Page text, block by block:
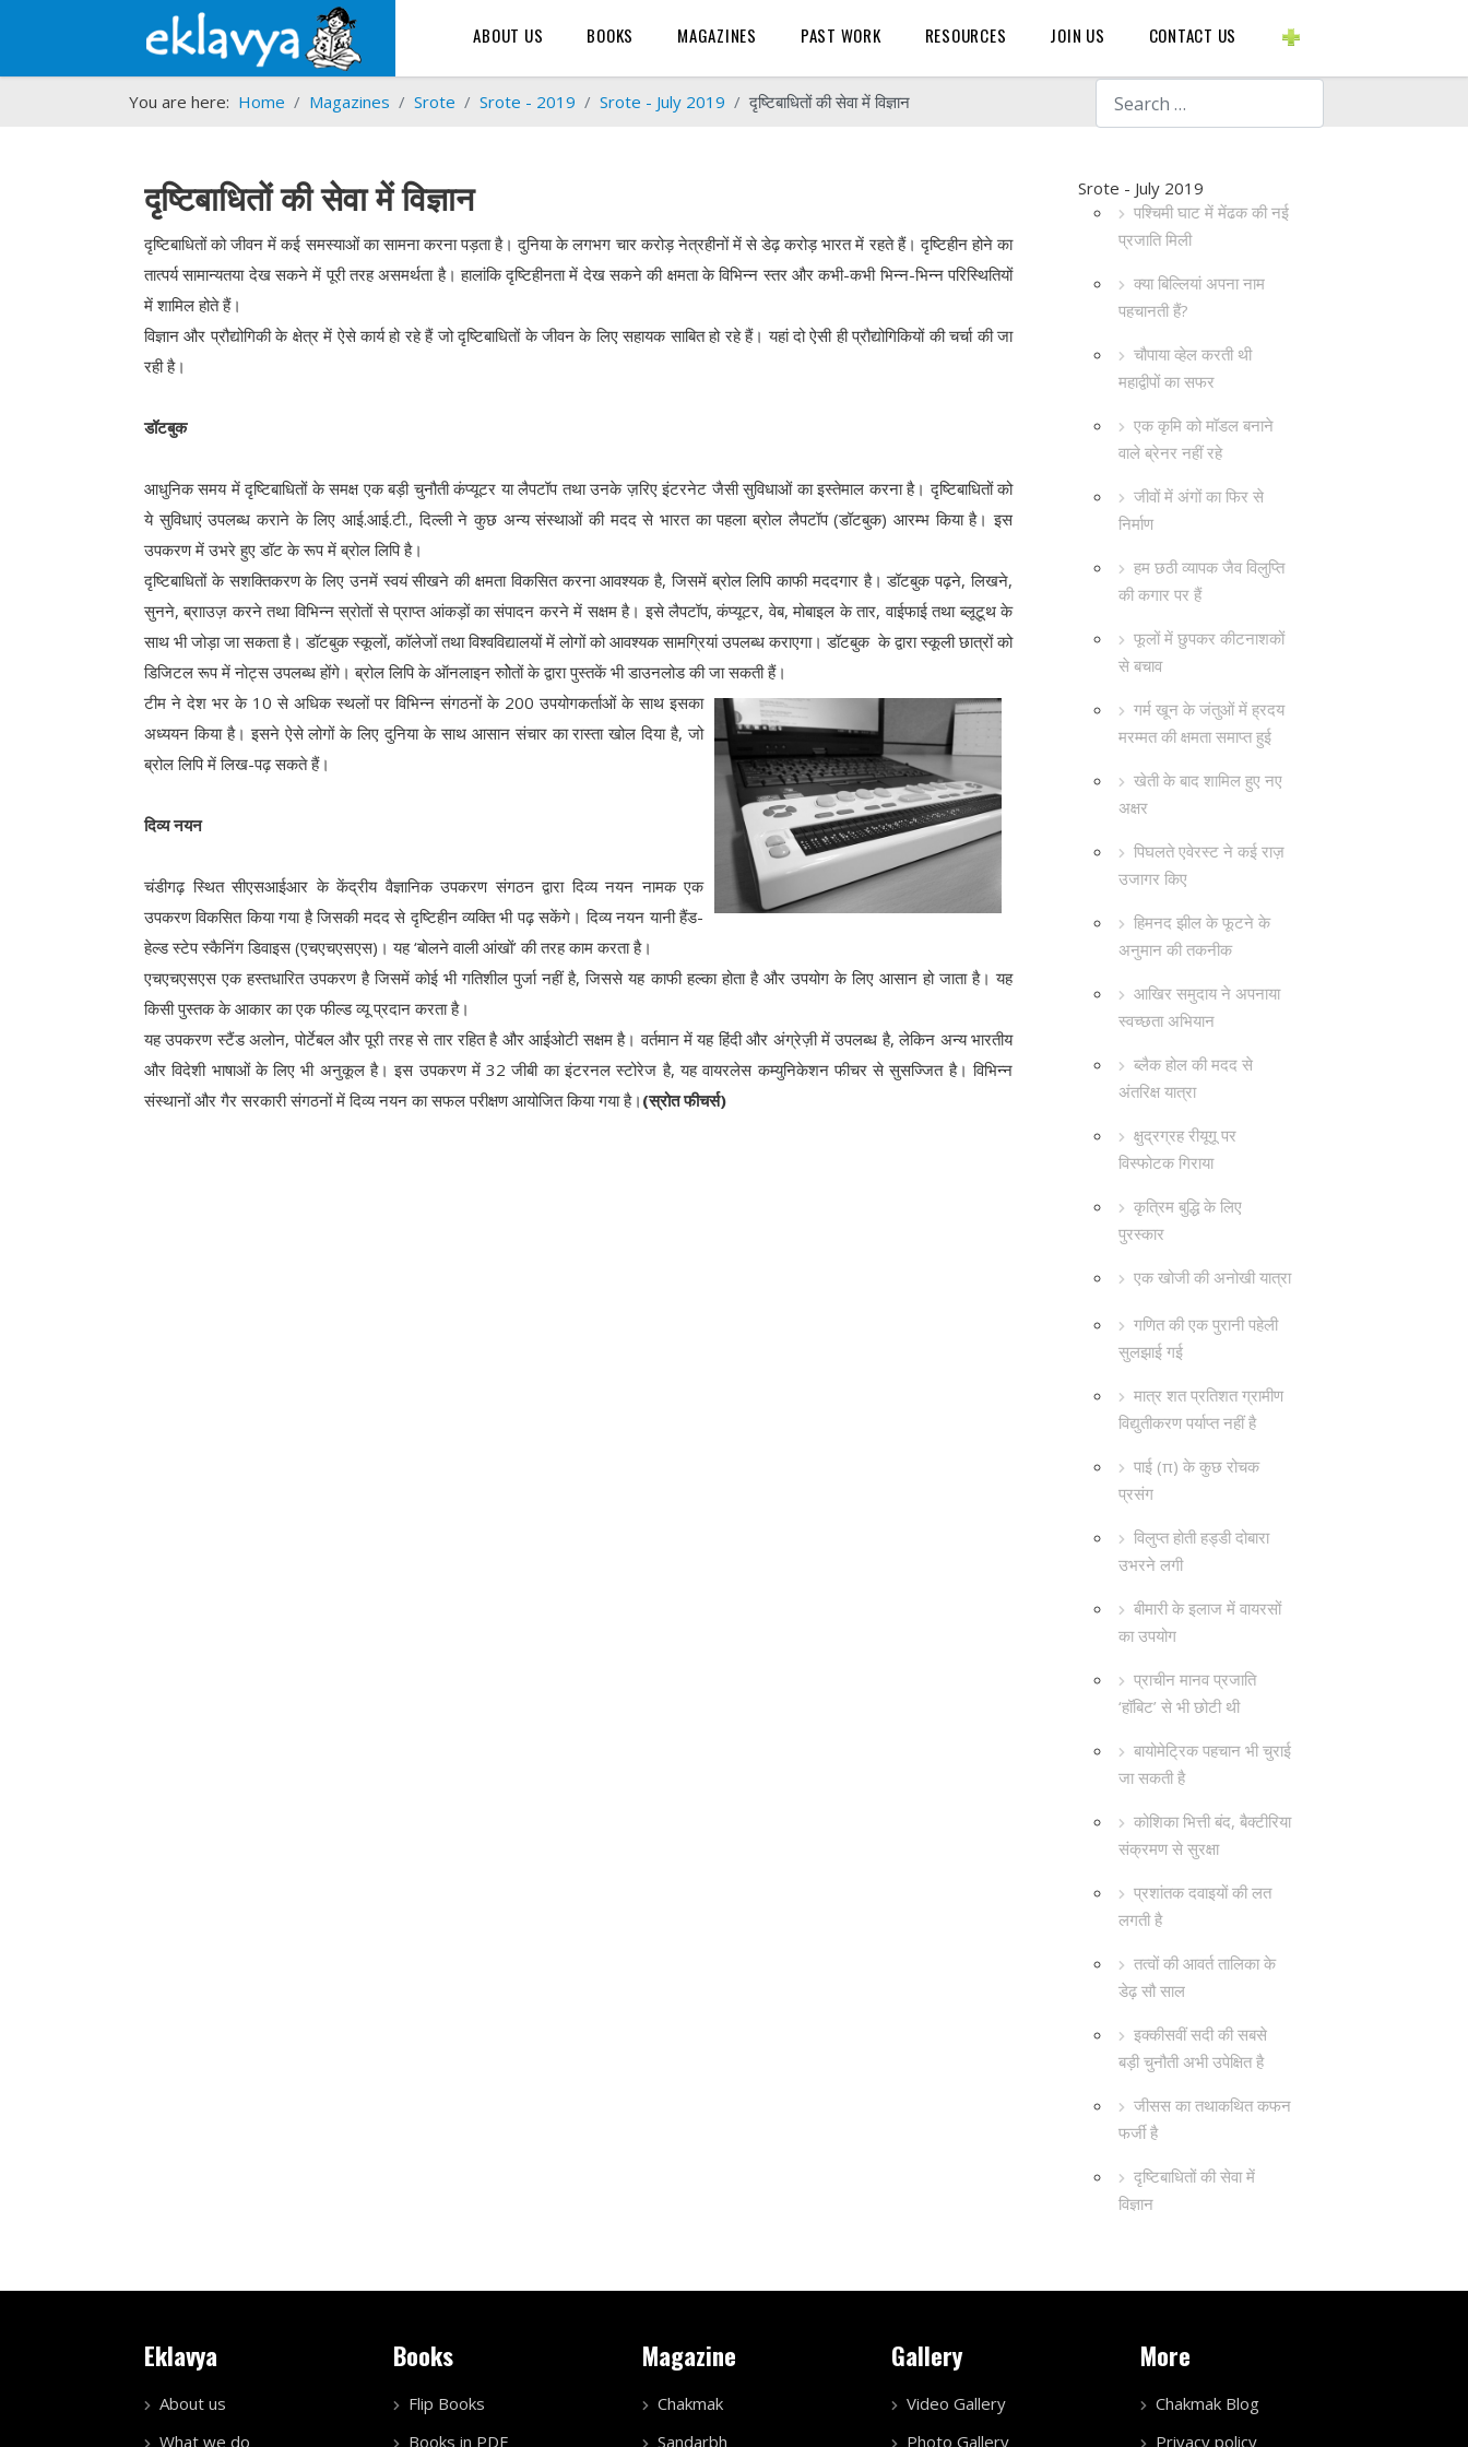
Search
ABOUT US BOOKS MAGAZINES PAST WORK RESOURCES JOIN US CONTACT US
You are here: Home Magazines Srote Srote - 2019 Srote - July 2019 दृष्टिबाधितों की सेवा में विज्ञान
Srote - July 2019
पश्चिमी घाट में मेंढक की नई
प्रजाति मिली
क्या बिल्लियां अपना नाम
पहचानती हैं?
चौपाया व्हेल करती थी
महाद्वीपों का सफर
एक कृमि को मॉडल बनाने
वाले ब्रेनर नहीं रहे
जीवों में अंगों का फिर से
निर्माण
हम छठी व्यापक जैव विलुप्ति
की कगार पर हैं
फूलों में छुपकर कीटनाशकों
से बचाव
गर्म खून के जंतुओं में ह्रदय
मरम्मत की क्षमता समाप्त हुई
खेती के बाद शामिल हुए नए
अक्षर
पिघलते एवेरस्ट ने कई राज़
उजागर किए
हिमनद झील के फूटने के
अनुमान की तकनीक
आखिर समुदाय ने अपनाया
स्वच्छता अभियान
ब्लैक होल की मदद से
अंतरिक्ष यात्रा
क्षुद्रग्रह रीयूगू पर
विस्फोटक गिराया
कृत्रिम बुद्धि के लिए
पुरस्कार
एक खोजी की अनोखी यात्रा
गणित की एक पुरानी पहेली
सुलझाई गई
मात्र शत प्रतिशत ग्रामीण
विद्युतीकरण पर्याप्त नहीं है
पाई (π) के कुछ रोचक
प्रसंग
विलुप्त होती हड्डी दोबारा
उभरने लगी
बीमारी के इलाज में वायरसों
का उपयोग
प्राचीन मानव प्रजाति
‘हॉबिट’ से भी छोटी थी
बायोमेट्रिक पहचान भी चुराई
जा सकती है
कोशिका भित्ती बंद, बैक्टीरिया
संक्रमण से सुरक्षा
प्रशांतक दवाइयों की लत
लगती है
तत्वों की आवर्त तालिका के
डेढ़ सौ साल
इक्कीसवीं सदी की सबसे
बड़ी चुनौती अभी उपेक्षित है
जीसस का तथाकथित कफन
फर्जी है
दृष्टिबाधितों की सेवा में
विज्ञान
दृष्टिबाधितों की सेवा में विज्ञान
दृष्टिबाधितों को जीवन में कई समस्याओं का सामना करना पड़ता है। दुनिया के लगभग चार करोड़ नेत्रहीनों में से डेढ़ करोड़ भारत में रहते हैं। दृष्टिहीन होने का
तात्पर्य सामान्यतया देख सकने में पूरी तरह असमर्थता है। हालांकि दृष्टिहीनता में देख सकने की क्षमता के विभिन्न स्तर और कभी-कभी भिन्न-भिन्न परिस्थितियों
में शामिल होते हैं।
विज्ञान और प्रौद्योगिकी के क्षेत्र में ऐसे कार्य हो रहे हैं जो दृष्टिबाधितों के जीवन के लिए सहायक साबित हो रहे हैं। यहां दो ऐसी ही प्रौद्योगिकियों की चर्चा की जा
रही है।
डॉटबुक
आधुनिक समय में दृष्टिबाधितों के समक्ष एक बड़ी चुनौती कंप्यूटर या लैपटॉप तथा उनके ज़रिए इंटरनेट जैसी सुविधाओं का इस्तेमाल करना है। दृष्टिबाधितों को
ये सुविधाएं उपलब्ध कराने के लिए आई.आई.टी., दिल्ली ने कुछ अन्य संस्थाओं की मदद से भारत का पहला ब्रोल लैपटॉप (डॉटबुक) आरम्भ किया है। इस
उपकरण में उभरे हुए डॉट के रूप में ब्रोल लिपि है।
दृष्टिबाधितों के सशक्तिकरण के लिए उनमें स्वयं सीखने की क्षमता विकसित करना आवश्यक है, जिसमें ब्रोल लिपि काफी मददगार है। डॉटबुक पढ़ने, लिखने,
सुनने, ब्रााउज़ करने तथा विभिन्न स्रोतों से प्राप्त आंकड़ों का संपादन करने में सक्षम है। इसे लैपटॉप, कंप्यूटर, वेब, मोबाइल के तार, वाईफाई तथा ब्लूटूथ के
साथ भी जोड़ा जा सकता है। डॉटबुक स्कूलों, कॉलेजों तथा विश्वविद्यालयों में लोगों को आवश्यक सामग्रियां उपलब्ध कराएगा। डॉटबुक के द्वारा स्कूली छात्रों को
डिजिटल रूप में नोट्स उपलब्ध होंगे। ब्रोल लिपि के ऑनलाइन रुाोेतों के द्वारा पुस्तकें भी डाउनलोड की जा सकती हैं।
टीम ने देश भर के 10 से अधिक स्थलों पर विभिन्न संगठनों के 200 उपयोगकर्ताओं के साथ इसका
अध्ययन किया है। इसने ऐसे लोगों के लिए दुनिया के साथ आसान संचार का रास्ता खोल दिया है, जो
ब्रोल लिपि में लिख-पढ़ सकते हैं।
दिव्य नयन
चंडीगढ़ स्थित सीएसआईआर के केंद्रीय वैज्ञानिक उपकरण संगठन द्वारा दिव्य नयन नामक एक
उपकरण विकसित किया गया है जिसकी मदद से दृष्टिहीन व्यक्ति भी पढ़ सकेंगे। दिव्य नयन यानी हैंड-
हेल्ड स्टेप स्कैनिंग डिवाइस (एचएचएसएस)। यह ‘बोलने वाली आंखों’ की तरह काम करता है।
एचएचएसएस एक हस्तधारित उपकरण है जिसमें कोई भी गतिशील पुर्जा नहीं है, जिससे यह काफी हल्का होता है और उपयोग के लिए आसान हो जाता है। यह
किसी पुस्तक के आकार का एक फील्ड व्यू प्रदान करता है।
यह उपकरण स्टैंड अलोन, पोर्टेबल और पूरी तरह से तार रहित है और आईओटी सक्षम है। वर्तमान में यह हिंदी और अंग्रेज़ी में उपलब्ध है, लेकिन अन्य भारतीय
और विदेशी भाषाओं के लिए भी अनुकूल है। इस उपकरण में 32 जीबी का इंटरनल स्टोरेज है, यह वायरलेस कम्युनिकेशन फीचर से सुसज्जित है। विभिन्न
संस्थानों और गैर सरकारी संगठनों में दिव्य नयन का सफल परीक्षण आयोजित किया गया है। (स्रोत फीचर्स)
Eklavya
About us
What we do
Books
Flip Books
Books in PDF
Magazine
Chakmak
Sandarbh
Gallery
Video Gallery
Photo Gallery
More
Chakmak Blog
Privacy policy